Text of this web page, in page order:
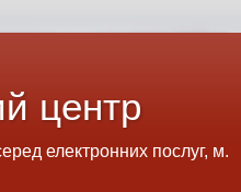
центр
електронних послуг, м.